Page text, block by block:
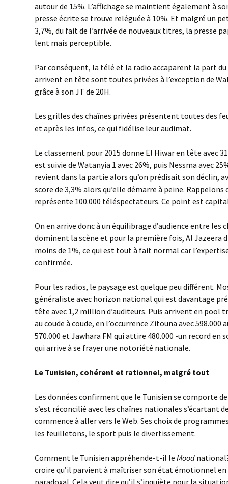
autour de 15%. L’affichage se maintient également à
presse écrite se trouve reléguée à 10%. Et malgré un
3,7%, du fait de l’arrivée de nouveaux titres, la presse
lent mais perceptible.
Par conséquent, la télé et la radio accaparent la part
arrivent en tête sont toutes privées à l’exception de
grâce à son JT de 20H.
Les grilles des chaînes privées présentent toutes des
et après les infos, ce qui fidélise leur audimat.
Le classement pour 2015 donne El Hiwar en tête avec
est suivie de Watanyia 1 avec 26%, puis Nessma avec
revient dans la partie alors qu’on prédisait son déclin,
score de 3,3% alors qu’elle démarre à peine. Rappelons
représente 100.000 téléspectateurs. Ce point est
On en arrive donc à un équilibrage d’audience entre
dominent la scène et pour la première fois, Al Jazeera
moins de 1%, ce qui est tout à fait normal car
confirmée.
Pour les radios, le paysage est quelque peu différent.
généraliste avec horizon national qui est davantage
tête avec 1,2 million d’auditeurs. Puis arrivent en pool
au coude à coude, en l’occurrence Zitouna avec 598.000
570.000 et Jawhara FM qui attire 480.000 -un record en
qui arrive à se frayer une notoriété nationale.
Le Tunisien, cohérent et rationnel, malgré tout
Les données confirment que le Tunisien se comporte
s’est réconcilié avec les chaînes nationales s’écartant
commence à aller vers le Web. Ses choix de
les feuilletons, le sport puis le divertissement.
Comment le Tunisien appréhende-t-il le Mood
croire qu’il parvient à maîtriser son état émotionnel
paradoxal. Cela veut dire qu’il s’inquiète pour la